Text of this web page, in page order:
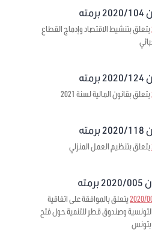
يتعلق بتنشيط الاقتصاد وإدماج القطاع
يتعلق بقانون المالية لسنة 2021
يتعلق بتنظيم العمل المنزلي
يتعلق بالموافقة على اتفاقية
وصندوق قطر للتنمية حول فتح